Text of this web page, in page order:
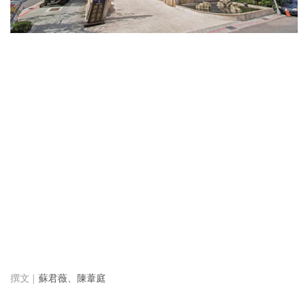
蘇君薇、陳葦庭